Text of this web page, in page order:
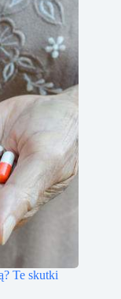
Te skutki